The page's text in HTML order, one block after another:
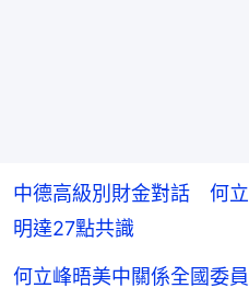
中德高級別財金對話 何
明達27點共識
何立峰晤美中關係全國委